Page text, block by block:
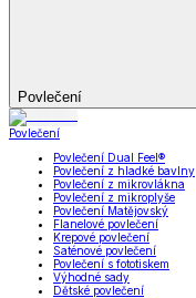
Povlečení
Povlečení
Povlečení Dual Feel®
Povlečení z hladké bavlny
Povlečení z mikrovlákna
Povlečení z mikroplyše
Povlečení Matějovský
Flanelové povlečení
Krepové povlečení
Saténové povlečení
Povlečení s fototiskem
Výhodné sady
Dětské povlečení